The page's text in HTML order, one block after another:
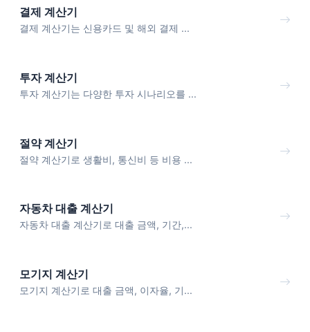
결제 계산기
결제 계산기는 신용카드 및 해외 결제 ...
투자 계산기
투자 계산기는 다양한 투자 시나리오를 ...
절약 계산기
절약 계산기로 생활비, 통신비 등 비용 ...
자동차 대출 계산기
자동차 대출 계산기로 대출 금액, 기간,...
모기지 계산기
모기지 계산기로 대출 금액, 이자율, 기...